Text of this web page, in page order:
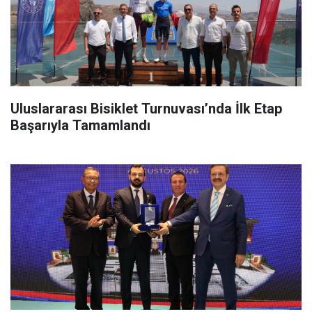
Uluslararası Bisiklet Turnuvası’nda İlk Etap
Başarıyla Tamamlandı